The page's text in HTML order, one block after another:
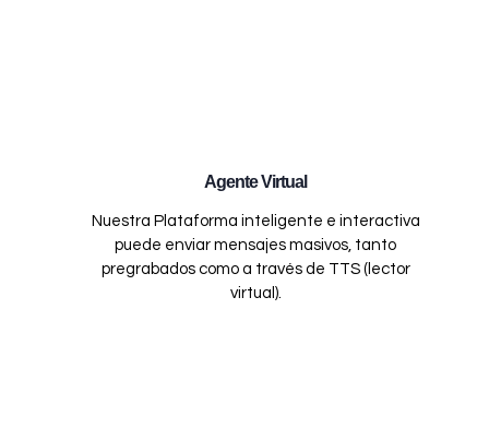
Agente Virtual
Nuestra Plataforma inteligente e interactiva
puede enviar mensajes masivos, tanto
pregrabados como a través de TTS (lector
virtual).